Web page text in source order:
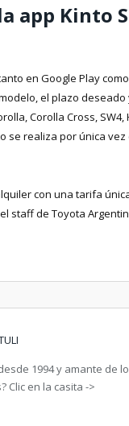
app Kinto
en Google Play
el plazo
Corolla Cross,
se realiza por única
con una tarifa
staff de Toyota
1994 y amante de
Clic en la casita ->